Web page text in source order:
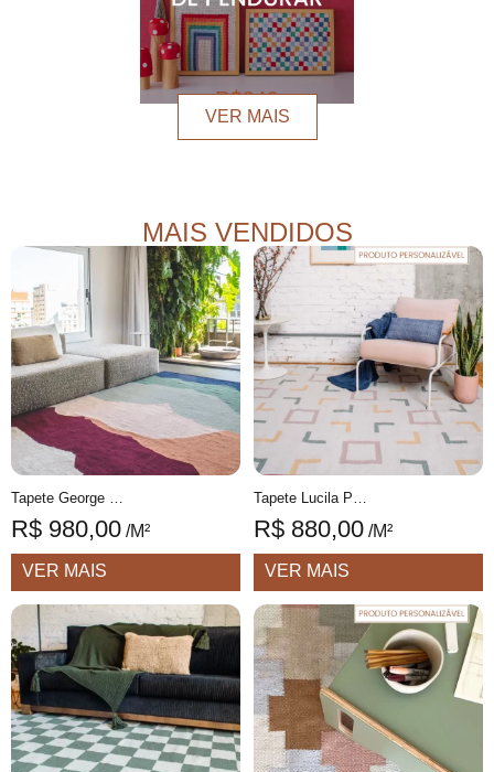
R$340
VER MAIS
MAIS VENDIDOS
R$ 980,00 /M²
VER MAIS
R$ 880,00 /M²
VER MAIS